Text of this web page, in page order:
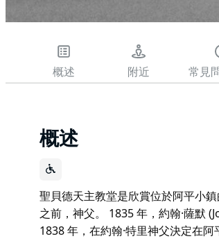
概述 附近 常見
概述
聖貝德天主教堂是欣賞位於阿平小
之前，神父。 1835 年，約翰·薩默
1838 年，在約翰·特里神父決定在